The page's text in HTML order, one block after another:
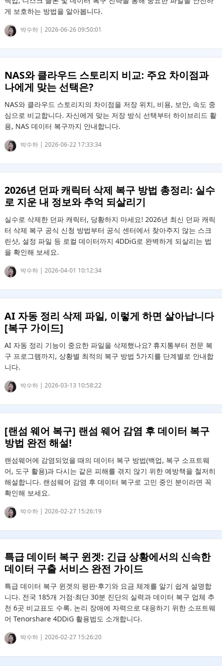
게 보호하는 방법을 알아봅니다.
박수하 | 2026-06-26 09:50:01
NAS와 클라우드 스토리지 비교: 주요 차이점과
나에게 맞는 선택은?
NAS와 클라우드 스토리지의 차이점을 저장 위치, 비용, 보안, 속도 중
심으로 비교합니다. 자신에게 맞는 저장 방식 선택부터 하이브리드 활
용, NAS 데이터 복구까지 안내합니다.
박수하 | 2026-06-22 17:33:34
2026년 던파 캐릭터 삭제 복구 방법 총정리: 실수
로 지운 내 정보와 추억 되살리기
실수로 삭제한 던파 캐릭터, 당황하지 마세요! 2026년 최신 던파 캐릭
터 삭제 복구 공식 신청 방법부터 공식 센터에서 찾아주지 않는 스크
린샷, 설정 파일 등 로컬 데이터까지 4DDiG로 완벽하게 되살리는 법
을 확인해 보세요.
박수하 | 2026-04-01 10:12:34
AI 자동 정리 삭제 파일, 이렇게 하면 살아납니다
[복구 가이드]
AI 자동 정리 기능이 중요한 파일을 삭제했나요? 휴지통부터 전문 복
구 프로그램까지, 상황별 최적의 복구 방법 5가지를 단계별로 안내합
니다.
박수하 | 2026-03-13 10:58:22
[랜섬 웨어 복구] 랜섬 웨어 감염 후 데이터 복구
방법 완전 해설!
랜섬웨어에 감염되었을 때의 데이터 복구 방법(백업, 복구 소프트웨
어, 도구 활용)과 다시는 같은 피해를 겪지 않기 위한 예방책을 철저히
해설합니다. 랜섬웨어 감염 후 데이터 복구로 고민 중인 분이라면 꼭
확인해 보세요.
박수하 | 2026-02-27 15:26:19
특급 데이터 복구 윈겟: 긴급 상황에서의 신속한
데이터 구출 서비스 완전 가이드
특급 데이터 복구 윈겟의 평판·후기와 요금 체계를 알기 쉽게 설명합
니다. 전국 185개 거점·최단 30분 진단의 실력과 데이터 복구 업체 추
천 6곳 비교표도 수록. 논리 장애에 자력으로 대응하기 위한 소프트웨
어 Tenorshare 4DDiG 활용법도 소개합니다.
박수하 | 2026-02-27 15:26:20